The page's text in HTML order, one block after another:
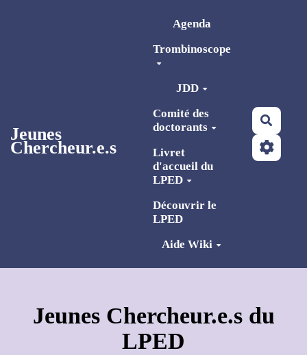
Jeunes
Chercheur.e.s
Agenda
Trombinoscope
JDD
Comité des
doctorants
Livret
d'accueil du
LPED
Découvrir le
LPED
Aide Wiki
Jeunes Chercheur.e.s du
LPED